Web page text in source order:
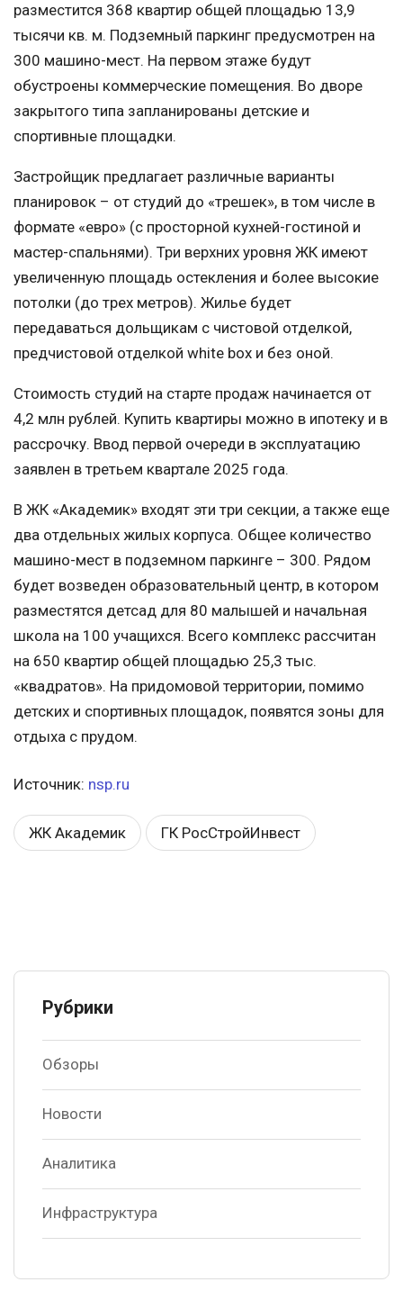
разместится 368 квартир общей площадью 13,9
тысячи кв. м. Подземный паркинг предусмотрен на
300 машино-мест. На первом этаже будут
обустроены коммерческие помещения. Во дворе
закрытого типа запланированы детские и
спортивные площадки.
Застройщик предлагает различные варианты
планировок – от студий до «трешек», в том числе в
формате «евро» (с просторной кухней-гостиной и
мастер-спальнями). Три верхних уровня ЖК имеют
увеличенную площадь остекления и более высокие
потолки (до трех метров). Жилье будет
передаваться дольщикам с чистовой отделкой,
предчистовой отделкой white box и без оной.
Стоимость студий на старте продаж начинается от
4,2 млн рублей. Купить квартиры можно в ипотеку и в
рассрочку. Ввод первой очереди в эксплуатацию
заявлен в третьем квартале 2025 года.
В ЖК «Академик» входят эти три секции, а также еще
два отдельных жилых корпуса. Общее количество
машино-мест в подземном паркинге – 300. Рядом
будет возведен образовательный центр, в котором
разместятся детсад для 80 малышей и начальная
школа на 100 учащихся. Всего комплекс рассчитан
на 650 квартир общей площадью 25,3 тыс.
«квадратов». На придомовой территории, помимо
детских и спортивных площадок, появятся зоны для
отдыха с прудом.
Источник: nsp.ru
ЖК Академик ГК РосСтройИнвест
Рубрики
Обзоры
Новости
Аналитика
Инфраструктура